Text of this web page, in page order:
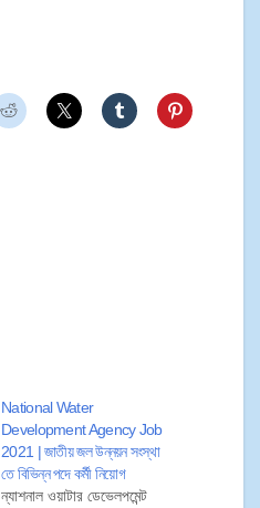
National Water
Development Agency Job
2021 | জাতীয় জল উন্নয়ন সংস্থা
তে বিভিন্ন পদে কর্মী নিয়োগ
ন্যাশনাল ওয়াটার ডেভেলপমেন্ট